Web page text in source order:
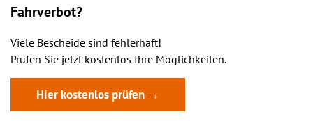
Fahrverbot?
Viele Bescheide sind fehlerhaft!
Prüfen Sie jetzt kostenlos Ihre Möglichkeiten.
Hier kostenlos prüfen →